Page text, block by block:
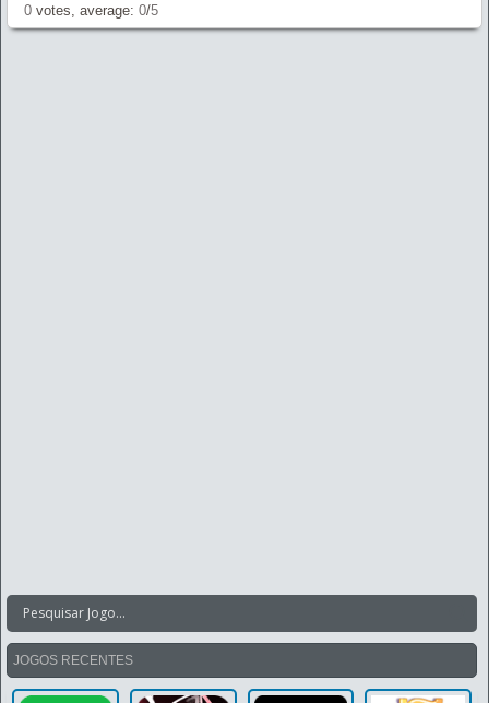
0 votes, average: 0/5
JOGOS RECENTES